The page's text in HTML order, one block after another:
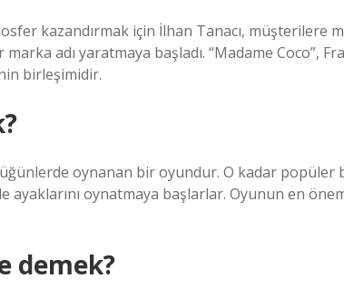
kazandırmak için İlhan Tanacı, müşterilere
marka adı yaratmaya başladı. “Madame Coco”,
birleşimidir.
oynanan bir oyundur. O kadar
ayaklarını oynatmaya başlarlar. Oyunun en
demek?